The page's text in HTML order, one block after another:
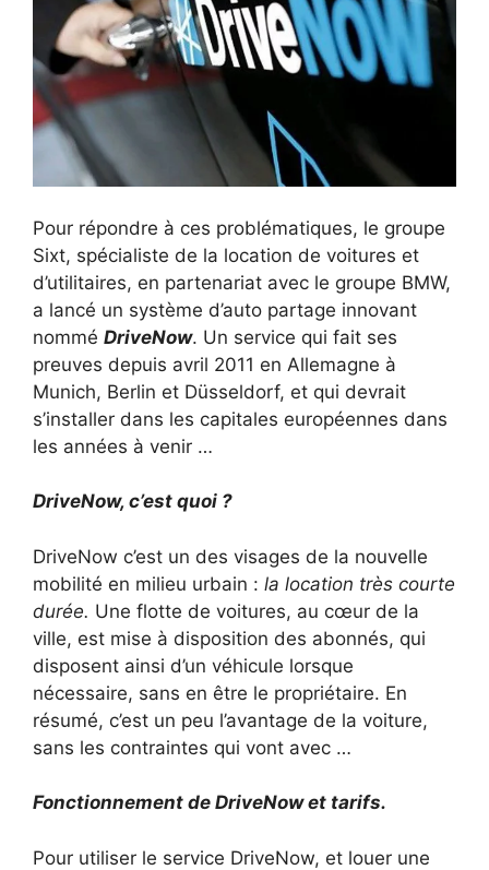
Pour répondre à ces problématiques, le groupe
Sixt, spécialiste de la location de voitures et
d’utilitaires, en partenariat avec le groupe BMW,
a lancé un système d’auto partage innovant
nommé DriveNow. Un service qui fait ses
preuves depuis avril 2011 en Allemagne à
Munich, Berlin et Düsseldorf, et qui devrait
s’installer dans les capitales européennes dans
les années à venir …
DriveNow, c’est quoi ?
DriveNow c’est un des visages de la nouvelle
mobilité en milieu urbain : la location très courte
durée. Une flotte de voitures, au cœur de la
ville, est mise à disposition des abonnés, qui
disposent ainsi d’un véhicule lorsque
nécessaire, sans en être le propriétaire. En
résumé, c’est un peu l’avantage de la voiture,
sans les contraintes qui vont avec …
Fonctionnement de DriveNow et tarifs.
Pour utiliser le service DriveNow, et louer une